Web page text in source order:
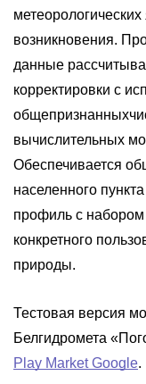
возникновения.
данные
корректировки с
вычислительных
Обеспечивается
населенного
профиль с
конкретного
природы.
Тестовая версия
Белгидромета
Play Market Google.